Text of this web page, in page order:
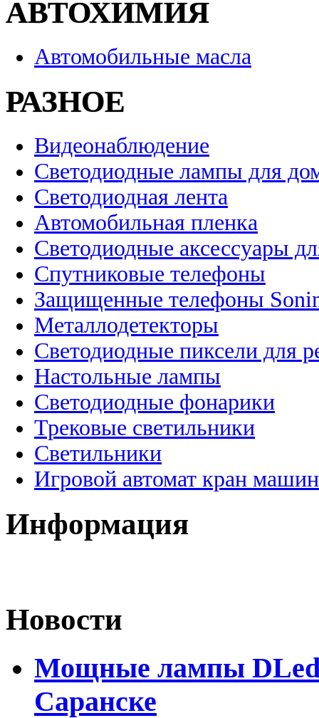
АВТОХИМИЯ
Автомобильные масла
РАЗНОЕ
Видеонаблюдение
Светодиодные лампы для
Светодиодная лента
Автомобильная пленка
Светодиодные аксессуары
Спутниковые телефоны
Защищенные телефоны
Металлодетекторы
Светодиодные пиксели для
Настольные лампы
Светодиодные фонарики
Трековые светильники
Светильники
Игровой автомат кран
Информация
Новости
Мощные лампы DLed
Саранске